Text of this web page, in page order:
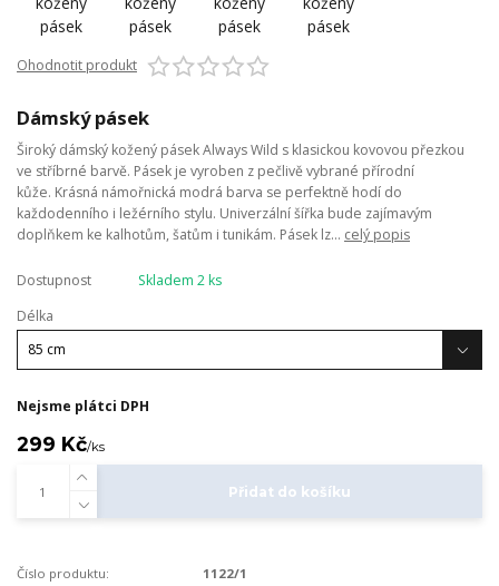
Ohodnotit produkt
Dámský pásek
Široký dámský kožený pásek Always Wild s klasickou kovovou přezkou
ve stříbrné barvě. Pásek je vyroben z pečlivě vybrané přírodní
kůže. Krásná námořnická modrá barva se perfektně hodí do
každodenního i ležérního stylu. Univerzální šířka bude zajímavým
doplňkem ke kalhotům, šatům i tunikám. Pásek lz... celý popis
Dostupnost
Skladem 2 ks
Délka
Nejsme plátci DPH
299 Kč/ks
Přidat do košíku
Číslo produktu: 1122/1